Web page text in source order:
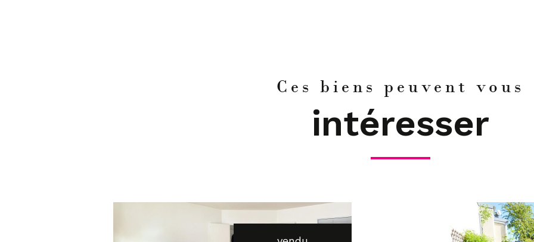
Ces biens peuvent vous
intéresser